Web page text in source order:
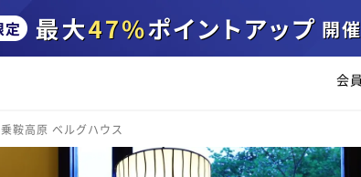
会
乗鞍高原 ベルグハウス